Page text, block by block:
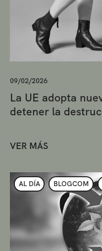
09/02/2026
La UE adopta
detener la
VER MÁS
AL DÍA BLOGCOM